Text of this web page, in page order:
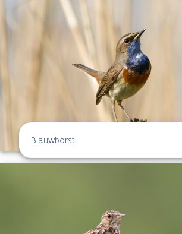
Blauwborst